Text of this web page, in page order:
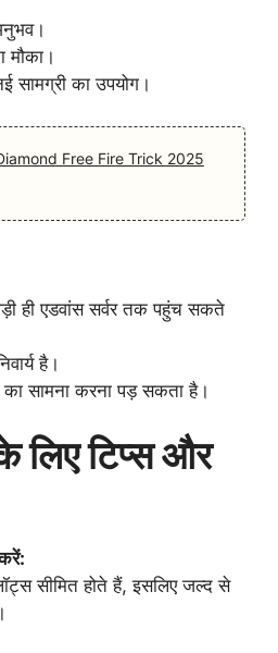
मौका।
सामग्री का उपयोग।
Free Fire Trick 2025
ही एडवांस सर्वर तक पहुंच सकते
है।
सामना करना पड़ सकता है।
लिए टिप्स और
सीमित होते हैं, इसलिए जल्द से